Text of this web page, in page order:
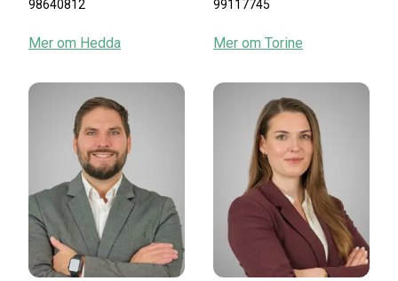
98640812
Mer om Hedda
99117745
Mer om Torine